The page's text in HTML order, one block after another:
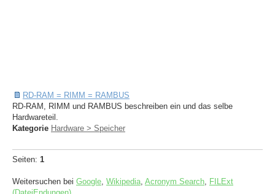
RD-RAM = RIMM = RAMBUS
RD-RAM, RIMM und RAMBUS beschreiben ein und das selbe
Hardwareteil.
Kategorie Hardware > Speicher
Seiten: 1
Weitersuchen bei Google Wikipedia Acronym Search FILExt